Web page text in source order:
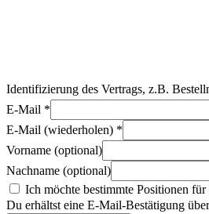
Identifizierung des Vertrags, z.B.
E-Mail *
E-Mail (wiederholen) *
Vorname (optional)
Nachname (optional)
Ich möchte bestimmte Positionen
Du erhältst eine E-Mail-Bestätigung